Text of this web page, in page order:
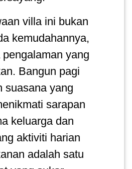
villa ini bukan
kemudahannya,
yang
Bangun pagi
suasana yang
sarapan
keluarga dan
aktiviti harian
adalah satu